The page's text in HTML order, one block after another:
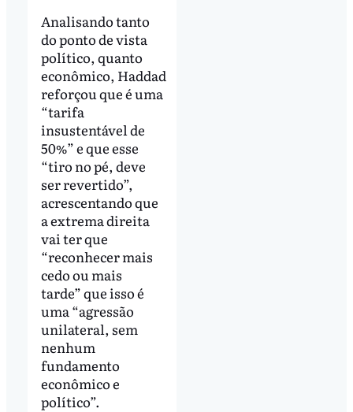
Analisando tanto
do ponto de vista
político, quanto
econômico, Haddad
reforçou que é uma
“tarifa
insustentável de
50%” e que esse
“tiro no pé, deve
ser revertido”,
acrescentando que
a extrema direita
vai ter que
“reconhecer mais
cedo ou mais
tarde” que isso é
uma “agressão
unilateral, sem
nenhum
fundamento
econômico e
político”.